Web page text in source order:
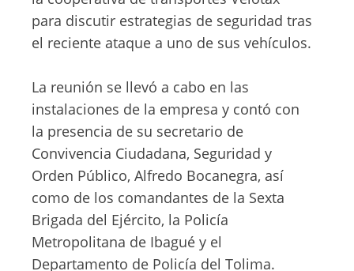
para discutir estrategias de seguridad tras
el reciente ataque a uno de sus vehículos.
La reunión se llevó a cabo en las
instalaciones de la empresa y contó con
la presencia de su secretario de
Convivencia Ciudadana, Seguridad y
Orden Público, Alfredo Bocanegra, así
como de los comandantes de la Sexta
Brigada del Ejército, la Policía
Metropolitana de Ibagué y el
Departamento de Policía del Tolima.